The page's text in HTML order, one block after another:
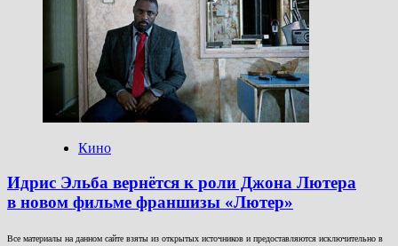
Кино
Идрис Эльба вернётся к роли Джона Лютера
в новом фильме франшизы «Лютер»
Все материалы на данном сайте взяты из открытых источников и предоставляются исключительно в